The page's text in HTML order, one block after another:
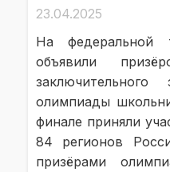
23.04.2025
На федеральной
объявили
заключительного
олимпиады
финале приняли
84 регионов
призёрами